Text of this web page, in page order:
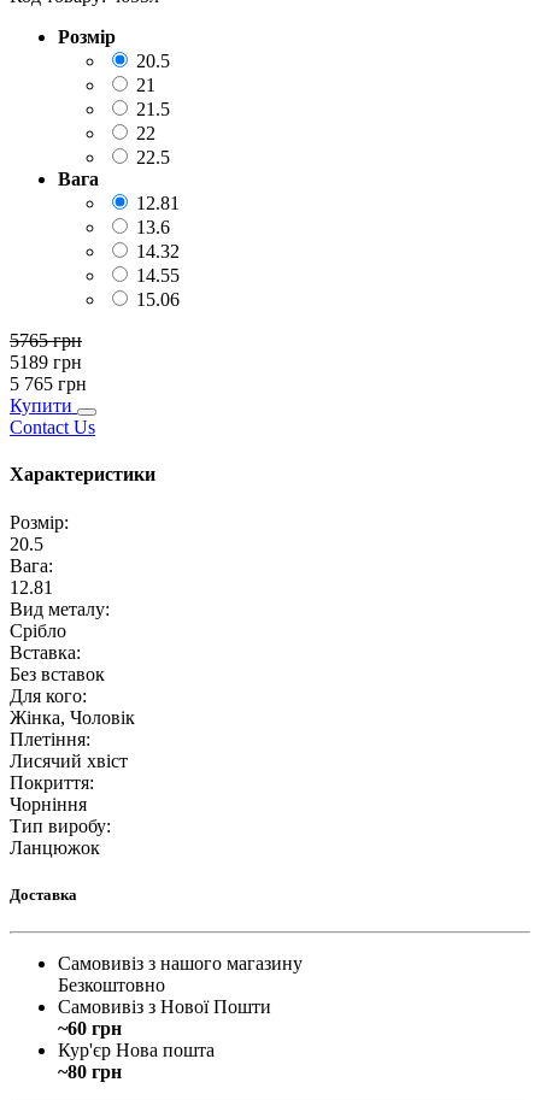
Розмір
20.5
21
21.5
22
22.5
Вага
12.81
13.6
14.32
14.55
15.06
5765грн
5189 грн
5 765 грн
Купити
Contact Us
Характеристики
Розмір:
20.5
Вага:
12.81
Вид металу:
Срібло
Вставка:
Без вставок
Для кого:
Жінка, Чоловік
Плетіння:
Лисячий хвіст
Покриття:
Чорніння
Тип виробу:
Ланцюжок
Доставка
Самовивіз з нашого магазину
Безкоштовно
Самовивіз з Нової Пошти
~60 грн
Кур'єр Нова пошта
~80 грн